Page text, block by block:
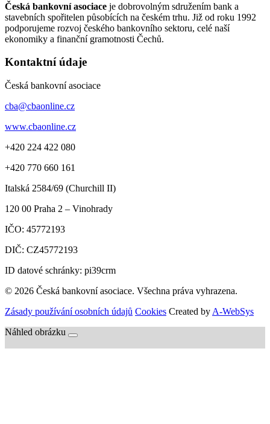
Česká bankovní asociace je dobrovolným sdružením bank a
stavebních spořitelen působících na českém trhu. Již od roku 1992
podporujeme rozvoj českého bankovního sektoru, celé naší
ekonomiky a finanční gramotnosti Čechů.
Kontaktní údaje
Česká bankovní asociace
cba@cbaonline.cz
www.cbaonline.cz
+420 224 422 080
+420 770 660 161
Italská 2584/69 (Churchill II)
120 00 Praha 2 – Vinohrady
IČO: 45772193
DIČ: CZ45772193
ID datové schránky: pi39crm
© 2026 Česká bankovní asociace. Všechna práva vyhrazena.
Zásady používání osobních údajů Cookies Created by A-WebSys
Náhled obrázku